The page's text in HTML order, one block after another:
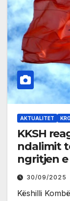
AKTUALITET
KKSH
ndalimit
ngritjen
pronë
30/09/2025
Këshilli